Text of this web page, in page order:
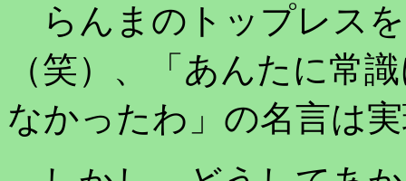
らんまのトップレス
（笑）、「あんたに常
なかったわ」の名言は